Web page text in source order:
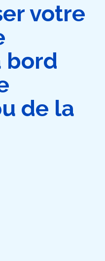
votre
bord
de la